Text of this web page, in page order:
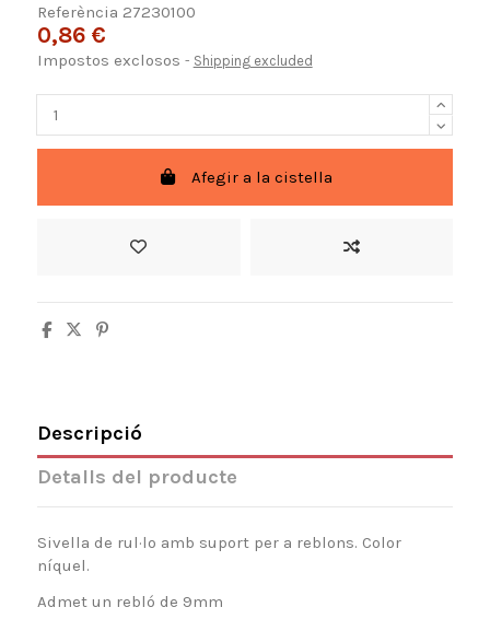
Referència 27230100
0,86 €
Impostos exclosos Shipping excluded
Afegir a la cistella
Descripció
Detalls del producte
Sivella de rul·lo amb suport per a reblons. Color
níquel.
Admet un rebló de 9mm